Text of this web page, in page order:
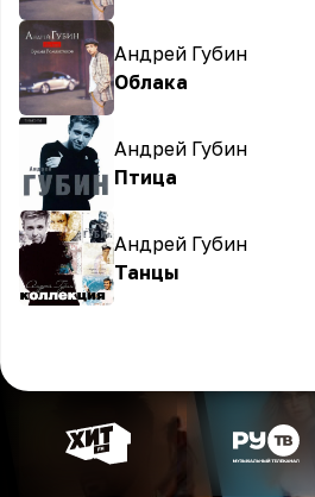
Андрей Губин
Облака
Андрей Губин
Птица
Андрей Губин
Танцы